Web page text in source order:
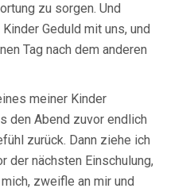
zu sorgen. Und
Geduld mit uns, und
Tag nach dem anderen
meiner Kinder
den Abend zuvor endlich
zurück. Dann ziehe ich
der nächsten Einschulung,
zweifle an mir und